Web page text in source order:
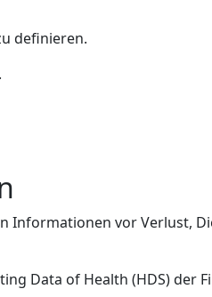
definieren.
vor Verlust,
Data of Health (HDS) der